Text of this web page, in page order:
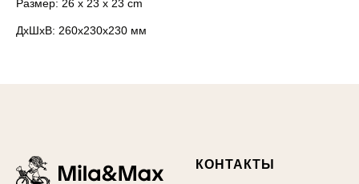
Размер: 26 x 23 x 23 cm
ДxШxВ: 260x230x230 мм
КОНТАКТЫ